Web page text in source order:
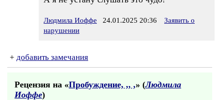
Людмила Иоффе 24.01.2025 20:36
Заявить о
нарушении
+ добавить замечания
Рецензия на «Пробуждение, ,, ,» (Людмила
Иоффе)